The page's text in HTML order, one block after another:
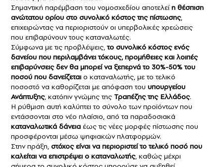
Σημαντική παρέμβαση του νομοσχεδίου αποτελείη θέσπιση
ανώτατου ορίου στο συνολικό κόστος της πίστωσης,
επιχειρώντας να περιοριστούν οι υπερβολικές χρεώσεις
που επιβαρύνουν τους καταναλωτές.
Σύμφωνα με τις προβλέψεις,το συνολικό κόστος ενός
δανείου που περιλαμβάνει τόκους, προμήθειες και λοιπές
επιβαρύνσεις δεν θα μπορεί να ξεπερνά το 30%-50% του
ποσού που δανείζεται ο καταναλωτής, με το τελικό
ποσοστό να καθορίζεται με απόφαση του υπουργείου
Ανάπτυξης, κατόπιν γνώμης της Τραπέζης της Ελλάδος.
Η ρύθμιση αυτή καλύπτει το σύνολο των προϊόντων που
εντάσσονται στο νέο πλαίσιο, από τα παραδοσιακά
καταναλωτικά δάνεια έως τις νέες μορφές πίστωσης που
προσφέρονται μέσω ψηφιακών πλατφορμών.
Στην πράξη, στόχος είναι να περιοριστεί το τελικό ποσό που
καλείται να επιστρέψει ο καταναλωτής, καθώς μέχρι